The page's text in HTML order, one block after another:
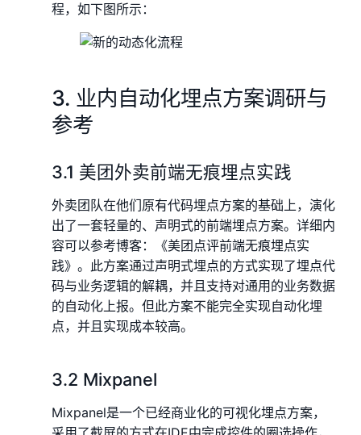
程，如下图所示：
3. 业内自动化埋点方案调研与
参考
3.1 美团外卖前端无痕埋点实践
外卖团队在他们原有代码埋点方案的基础上，演化
出了一套轻量的、声明式的前端埋点方案。详细内
容可以参考博客：《美团点评前端无痕埋点实
践》。此方案通过声明式埋点的方式实现了埋点代
码与业务逻辑的解耦，并且支持对通用的业务数据
的自动化上报。但此方案不能完全实现自动化埋
点，并且实现成本较高。
3.2 Mixpanel
Mixpanel是一个已经商业化的可视化埋点方案，